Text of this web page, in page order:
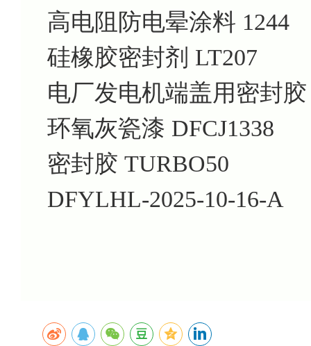
高电阻防电晕涂料 1244
硅橡胶密封剂 LT207
电厂发电机端盖用密封胶
环氧灰瓷漆 DFCJ1338
密封胶 TURBO50
DFYLHL-2025-10-16-A